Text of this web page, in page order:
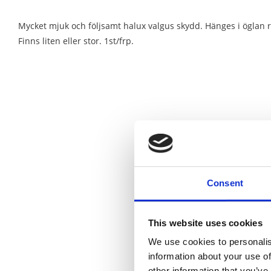
Consent
This website uses cookies
We use cookies to
information about your use
Mycket mjuk och följsamt halux valgus skydd. Hänges i öglan
Finns liten eller stor. 1st/frp.